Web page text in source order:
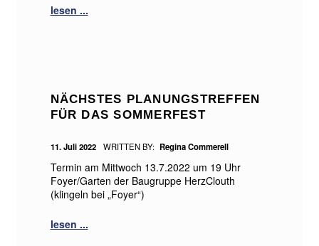
NÄCHSTES PLANUNGSTREFFEN
FÜR DAS SOMMERFEST
11. Juli 2022 WRITTEN BY: Regina Commerell
Termin am Mittwoch 13.7.2022 um 19 Uhr
Foyer/Garten der Baugruppe HerzClouth
(klingeln bei „Foyer“)